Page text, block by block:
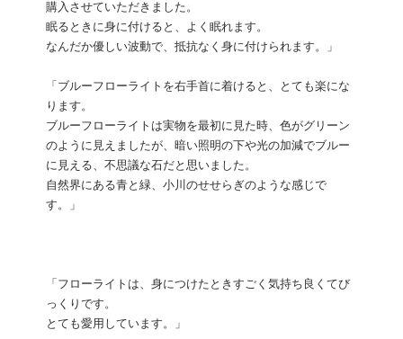
購入させていただきました。
眠るときに身に付けると、よく眠れます。
なんだか優しい波動で、抵抗なく身に付けられます。」
「ブルーフローライトを右手首に着けると、とても楽にな
ります。
ブルーフローライトは実物を最初に見た時、色がグリーン
のように見えましたが、暗い照明の下や光の加減でブルー
に見える、不思議な石だと思いました。
自然界にある青と緑、小川のせせらぎのような感じで
す。」
「フローライトは、身につけたときすごく気持ち良くてび
っくりです。
とても愛用しています。」